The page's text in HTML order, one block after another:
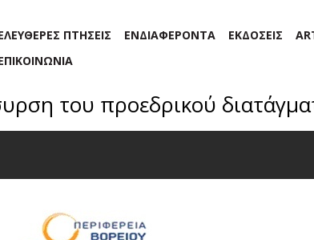
ΠΤΗΣΕΙΣ ΕΝΔΙΑΦΕΡΟΝΤΑ ΕΚΔΟΣΕΙΣ
του προεδρικού